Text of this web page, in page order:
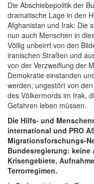
Die Abschiebepolitik der
dramatische Lage in den
Afghanistan und Irak: Die
nun auch Menschen in
Völlig unbeirrt von den
iranischen Straßen und
von der Verzweiflung der
Demokratie einstanden
werden; ungestört von
des Völkermords im Irak,
Gefahren leben müssen.
Die Hilfs- und
international und PRO
Migrationsforschungs-
Bundesregierung:
Krisengebiete,
Terrorregimen.